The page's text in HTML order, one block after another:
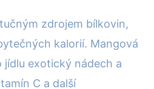
zdrojem bílkovin,
kalorií. Mangová
jídlu exotický nádech a
C a další